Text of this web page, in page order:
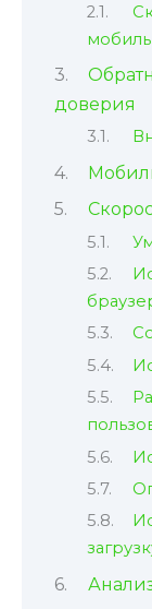
доверия